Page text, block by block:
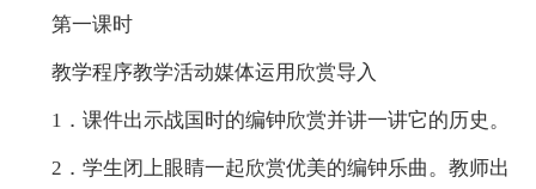
第一课时
教学程序教学活动媒体运用欣赏导入
1．课件出示战国时的编钟欣赏并讲一讲它的历史。
2．学生闭上眼睛一起欣赏优美的编钟乐曲。教师出